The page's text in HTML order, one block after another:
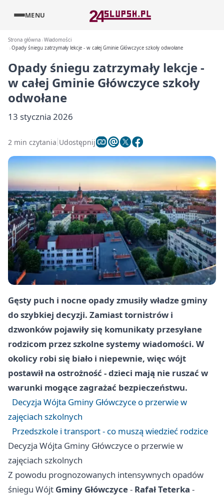
MENU
Strona główna Wiadomości
Opady śniegu zatrzymały lekcje - w całej Gminie Główczyce szkoły odwołane
Opady śniegu zatrzymały lekcje -
w całej Gminie Główczyce szkoły
odwołane
13 stycznia 2026
2 min czytania Udostępnij
Gęsty puch i nocne opady zmusiły władze gminy
do szybkiej decyzji. Zamiast tornistrów i
dzwonków pojawiły się komunikaty przesyłane
rodzicom przez szkolne systemy wiadomości. W
okolicy robi się biało i niepewnie, więc wójt
postawił na ostrożność - dzieci mają nie ruszać w
warunki mogące zagrażać bezpieczeństwu.
Decyzja Wójta Gminy Główczyce o przerwie w
zajęciach szkolnych
Przedszkole i transport - co muszą wiedzieć rodzice
Decyzja Wójta Gminy Główczyce o przerwie w
zajęciach szkolnych
Z powodu prognozowanych intensywnych opadów
śniegu Wójt Gminy Główczyce- Rafał Teterka -